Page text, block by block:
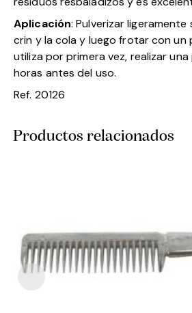
Aplicación: Pulverizar ligeramente
crin y la cola y luego frotar con un
utiliza por primera vez, realizar
horas antes del uso.
Ref. 20126
Productos relacionados